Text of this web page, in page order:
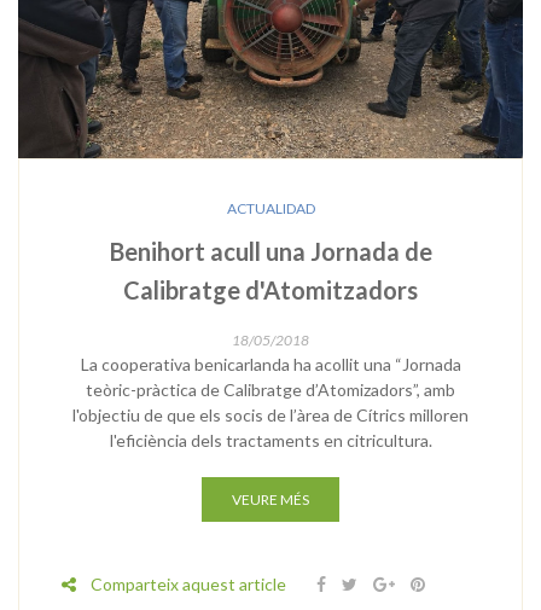
ACTUALIDAD
Benihort acull una Jornada de
Calibratge d'Atomitzadors
18/05/2018
La cooperativa benicarlanda ha acollit una “Jornada
teòric-pràctica de Calibratge d’Atomizadors”, amb
l'objectiu de que els socis de l’àrea de Cítrics milloren
l'eficiència dels tractaments en citricultura.
VEURE MÉS
Comparteix aquest article